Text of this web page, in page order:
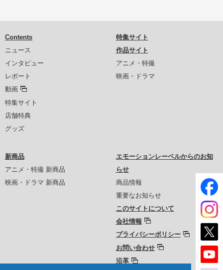
Contents
ニュース
インタビュー
レポート
動画
特集サイト
店舗特典
グッズ
特集サイト
作品サイト
アニメ・特撮
映画・ドラマ
新商品
アニメ・特撮 新商品
映画・ドラマ 新商品
エモーションレーベルからのお知
らせ
商品情報
重要なお知らせ
このサイトについて
会社情報
プライバシーポリシー
お問い合わせ
沿革